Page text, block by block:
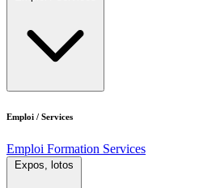
Emploi / Services
Emploi Formation Services
Expos, lotos